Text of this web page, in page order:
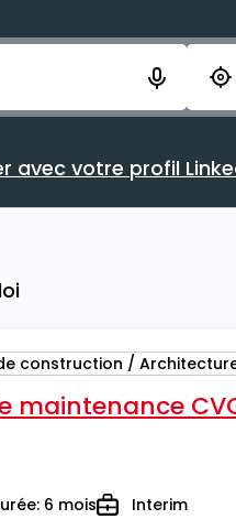
votre
Rechercher
avec votre profil
construction /
maintenance
6 moisTypeInterim